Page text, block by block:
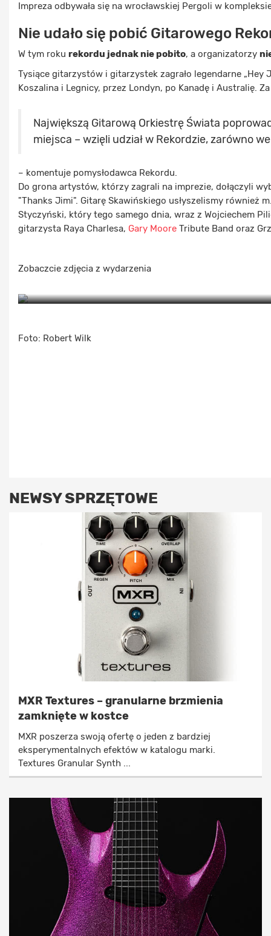
Impreza odbywała się na wrocławskiej Pergoli w
Nie udało się pobić Gitarowego
W tym roku rekordu jednak nie pobito, a organizatorzy
Tysiące gitarzystów i gitarzystek zagrało legendarne
Koszalina i Legnicy, przez Londyn, po Kanadę i Australię.
Największą Gitarową Orkiestrę Świata
miejsca – wzięli udział w Rekordzie, zarówno
– komentuje pomysłodawca Rekordu.
Do grona artystów, którzy zagrali na imprezie, dołączyli
"Thanks Jimi". Gitarę Skawińskiego usłyszelismy również
Styczyński, który tego samego dnia, wraz z Wojciechem
gitarzysta Raya Charlesa, Gary Moore Tribute Band oraz
Zobaczcie zdjęcia z wydarzenia
Foto: Robert Wilk
NEWSY SPRZĘTOWE
MXR Textures – granularne brzmienia
zamknięte w kostce
MXR poszerza swoją ofertę o jeden z bardziej
eksperymentalnych efektów w katalogu marki.
Textures Granular Synth ...